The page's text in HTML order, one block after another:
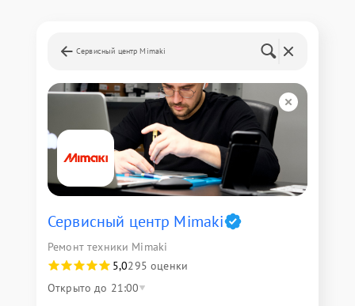
Сервисный центр Mimaki
Сервисный центр Mimaki
Ремонт техники Mimaki
5,0295 оценки
Открыто до 21:00